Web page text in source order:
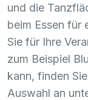
und die
beim Essen für
Sie für Ihre
zum Beispiel
kann, finden
Auswahl an